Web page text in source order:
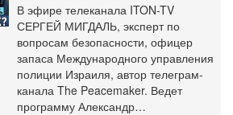
В эфире телеканала ITON-TV
СЕРГЕЙ МИГДАЛЬ, эксперт по
вопросам безопасности, офицер
запаса Международного управления
полиции Израиля, автор телеграм-
канала The Peacemaker. Ведет
программу Александр…